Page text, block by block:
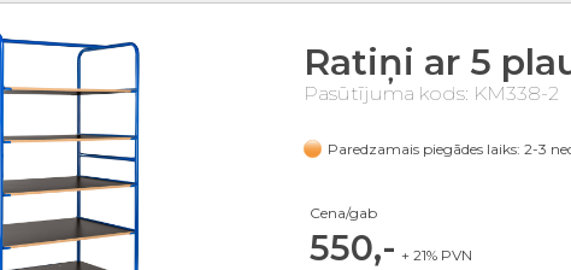
Ratiņi ar 5
Pasūtījuma kods: KM338-2
Paredzamais piegādes laiks: 2-3
Cena/gab
550,- + 21% PVN